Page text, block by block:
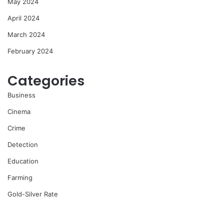
May 2024
April 2024
March 2024
February 2024
Categories
Business
Cinema
Crime
Detection
Education
Farming
Gold-Silver Rate